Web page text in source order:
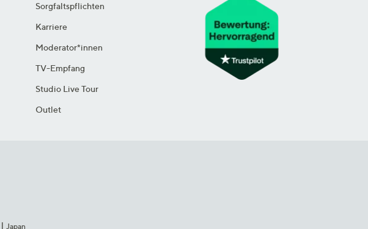
Sorgfaltspflichten
Karriere
Moderator*innen
TV-Empfang
Studio Live Tour
Outlet
Japan